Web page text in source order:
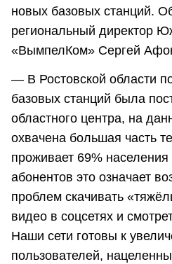
новых базовых станций.
региональный директор
«ВымпелКом» Сергей
— В Ростовской области
базовых станций была
областного центра, на
охвачена большая часть
проживает 69%
абонентов это означает
проблем скачивать
видео в соцсетях и
Наши сети готовы к
пользователей,